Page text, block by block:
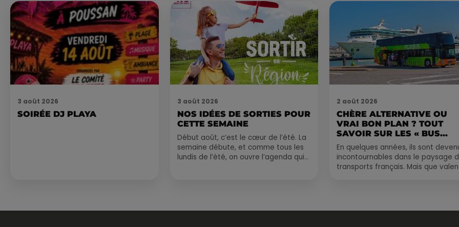
3 août 2026
SOIRÉE DJ PLAYA
3 août 2026
NOS IDÉES DE SORTIES POUR
CETTE SEMAINE
Début août, c’est le cœur de l’été. La
semaine débute, et comme tous les
lundis de l’été, on ouvre l’agenda qui
2 août 2026
CHÈRE ALTERNATIVE OU
VRAI BON PLAN ? TOUT
SAVOIR SUR LES « BUS...
En quelques années, ils sont
incontournables dans le paysage
transports français. Mais que